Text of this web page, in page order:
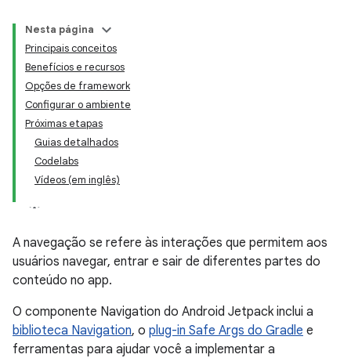
Nesta página
Principais conceitos
Benefícios e recursos
Opções de framework
Configurar o ambiente
Próximas etapas
Guias detalhados
Codelabs
Vídeos (em inglês)
A navegação se refere às interações que permitem aos
usuários navegar, entrar e sair de diferentes partes do
conteúdo no app.
O componente Navigation do Android Jetpack inclui a
biblioteca Navigation, o plug-in Safe Args do Gradle e
ferramentas para ajudar você a implementar a